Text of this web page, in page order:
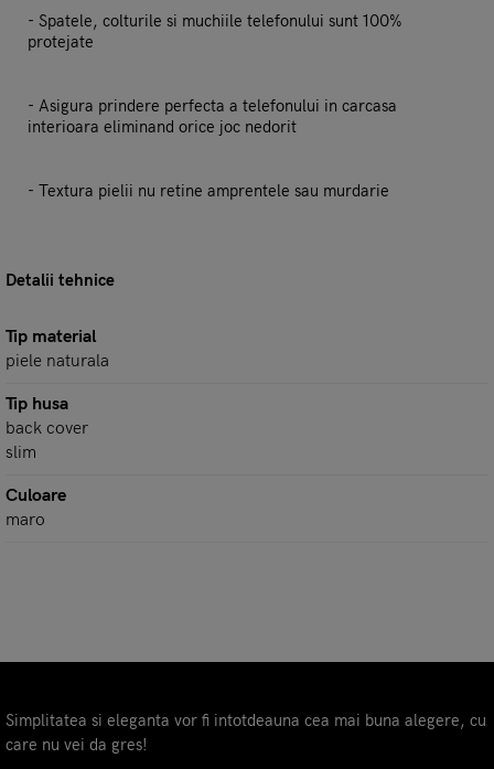
- Spatele, colturile si muchiile telefonului sunt 100%
protejate
- Asigura prindere perfecta a telefonului in carcasa
interioara eliminand orice joc nedorit
- Textura pielii nu retine amprentele sau murdarie
Detalii tehnice
Tip material
piele naturala
Tip husa
back cover
slim
Culoare
maro
Simplitatea si eleganta vor fi intotdeauna cea mai buna alegere, cu
care nu vei da gres!